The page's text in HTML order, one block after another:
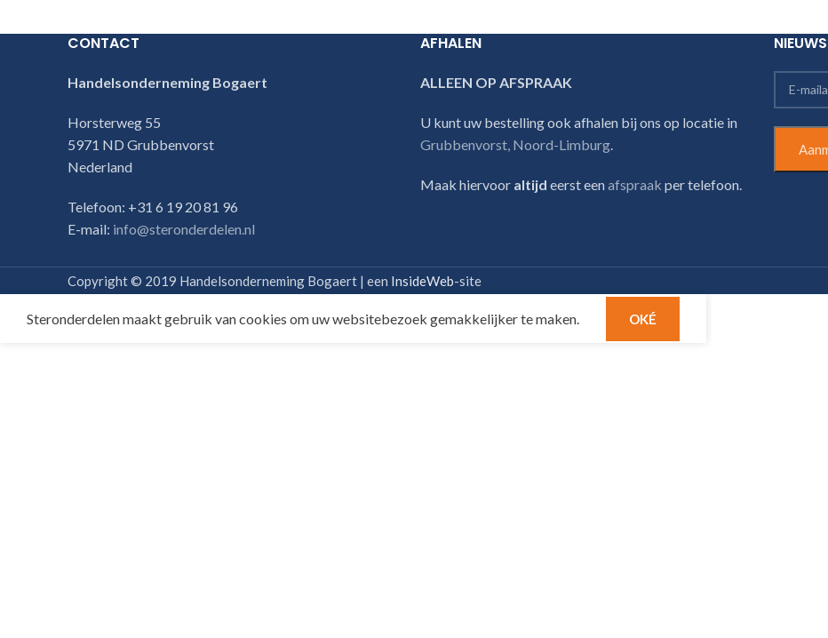
CONTACT
Handelsonderneming Bogaert
Horsterweg 55
5971 ND Grubbenvorst
Nederland
Telefoon: +31 6 19 20 81 96
E-mail: info@steronderdelen.nl
AFHALEN
ALLEEN OP AFSPRAAK
U kunt uw bestelling ook afhalen bij ons op locatie in
Grubbenvorst, Noord-Limburg
Maak hiervoor altijd eerst eenafspraak per telefoon.
Copyright © 2019 Handelsonderneming Bogaert | een InsideWeb-site
Steronderdelen maakt gebruik van cookies om uw websitebezoek gemakkelijker te maken. OKÉ